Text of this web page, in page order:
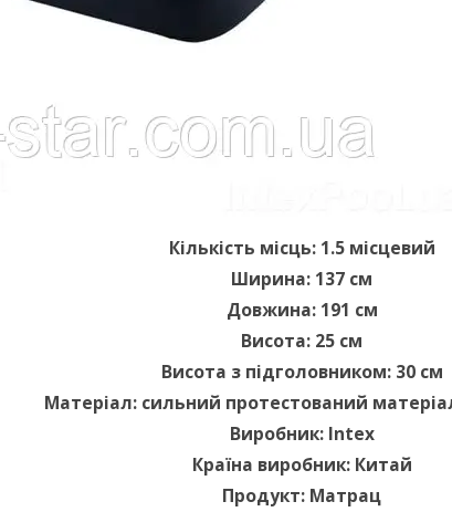
Кількість місць: 1.5 місцевий
Ширина: 137 см
Довжина: 191 см
Висота: 25 см
Висота з підголовником: 30 см
Матеріал: сильний протестований
Виробник: Intex
Країна виробник: Китай
Продукт: Матрац